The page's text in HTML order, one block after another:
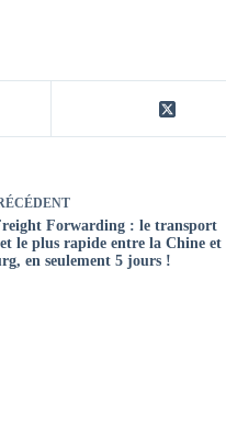
Forwarding : le transport
le plus rapide entre la Chine et
en seulement 5 jours !